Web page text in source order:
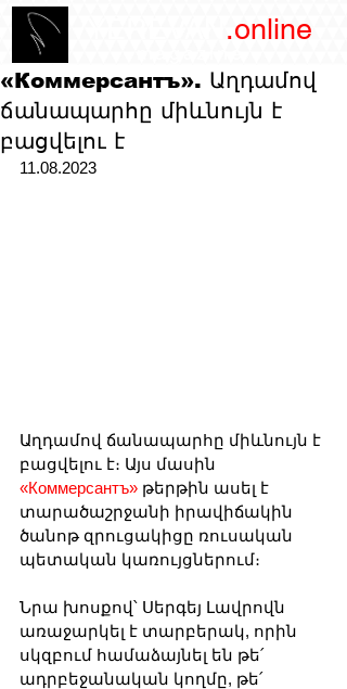
.online
«Коммерсантъ». Աղդամով
ճանապարհը միևնույն է
բացվելու է
11.08.2023
Աղդամով ճանապարհը միևնույն է
բացվելու է։ Այս մասին
«Коммерсантъ» թերթին ասել է
տարածաշրջանի իրավիճակին
ծանոթ զրուցակիցը ռուսական
պետական կառույցներում։
Նրա խոսքով՝ Սերգեյ Լավրովն
առաջարկել է տարբերակ, որին
սկզբում համաձայնել են թե՛
ադրբեջանական կողմը, թե՛